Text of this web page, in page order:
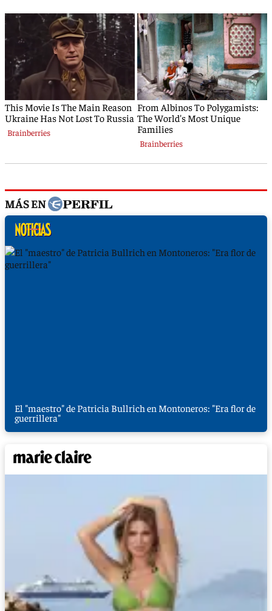
MÁS EN
El "maestro" de Patricia Bullrich en Montoneros: "Era flor de
guerrillera"